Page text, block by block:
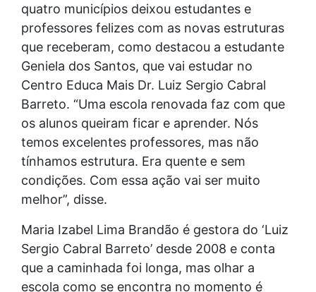
quatro municípios deixou estudantes e
professores felizes com as novas estruturas
que receberam, como destacou a estudante
Geniela dos Santos, que vai estudar no
Centro Educa Mais Dr. Luiz Sergio Cabral
Barreto. “Uma escola renovada faz com que
os alunos queiram ficar e aprender. Nós
temos excelentes professores, mas não
tínhamos estrutura. Era quente e sem
condições. Com essa ação vai ser muito
melhor”, disse.
Maria Izabel Lima Brandão é gestora do ‘Luiz
Sergio Cabral Barreto’ desde 2008 e conta
que a caminhada foi longa, mas olhar a
escola como se encontra no momento é